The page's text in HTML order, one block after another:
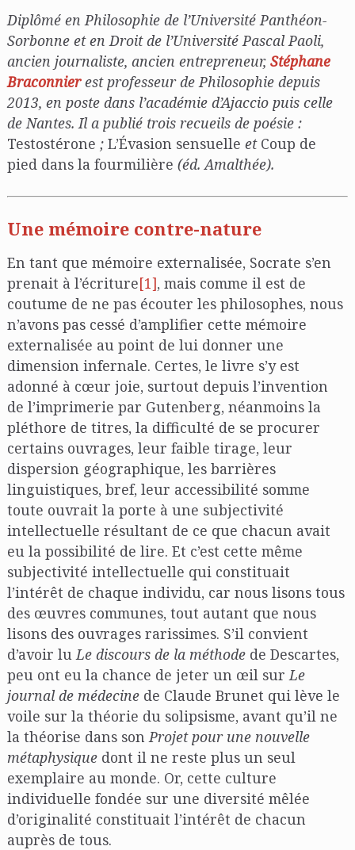
Diplômé en Philosophie de l’Université Panthéon-
Sorbonne et en Droit de l’Université Pascal Paoli,
ancien journaliste, ancien entrepreneur, Stéphane
Braconnier est professeur de Philosophie depuis
2013, en poste dans l’académie d’Ajaccio puis celle
de Nantes. Il a publié trois recueils de poésie :
Testostérone ; L’Évasion sensuelle et Coup de
pied dans la fourmilière (éd. Amalthée).
Une mémoire contre-nature
En tant que mémoire externalisée, Socrate s’en
prenait à l’écriture[1], mais comme il est de
coutume de ne pas écouter les philosophes, nous
n’avons pas cessé d’amplifier cette mémoire
externalisée au point de lui donner une
dimension infernale. Certes, le livre s’y est
adonné à cœur joie, surtout depuis l’invention
de l’imprimerie par Gutenberg, néanmoins la
pléthore de titres, la difficulté de se procurer
certains ouvrages, leur faible tirage, leur
dispersion géographique, les barrières
linguistiques, bref, leur accessibilité somme
toute ouvrait la porte à une subjectivité
intellectuelle résultant de ce que chacun avait
eu la possibilité de lire. Et c’est cette même
subjectivité intellectuelle qui constituait
l’intérêt de chaque individu, car nous lisons tous
des œuvres communes, tout autant que nous
lisons des ouvrages rarissimes. S’il convient
d’avoir lu Le discours de la méthodede Descartes,
peu ont eu la chance de jeter un œil sur Le
journal de médecinede Claude Brunet qui lève le
voile sur la théorie du solipsisme, avant qu’il ne
la théorise dans son Projet pour une nouvelle
métaphysiquedont il ne reste plus un seul
exemplaire au monde. Or, cette culture
individuelle fondée sur une diversité mêlée
d’originalité constituait l’intérêt de chacun
auprès de tous.